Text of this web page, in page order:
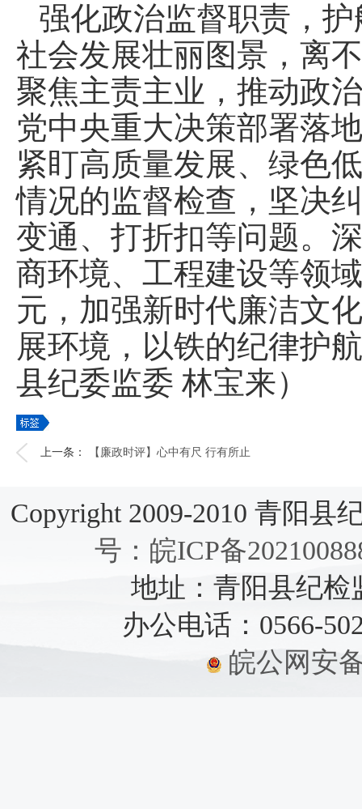
强化政治监督职责，
社会发展壮丽图景，离
聚焦主责主业，推动政
党中央重大决策部署落
紧盯高质量发展、绿色
情况的监督检查，坚决
变通、打折扣等问题。
商环境、工程建设等领
元，加强新时代廉洁文
展环境，以铁的纪律护
县纪委监委 林宝来）
上一条： 【廉政时评】心中有尺 行有所止
Copyright 2009-2010 青阳县
号：皖ICP备
地址：青阳县纪检
办公电话：0566-
皖公网安